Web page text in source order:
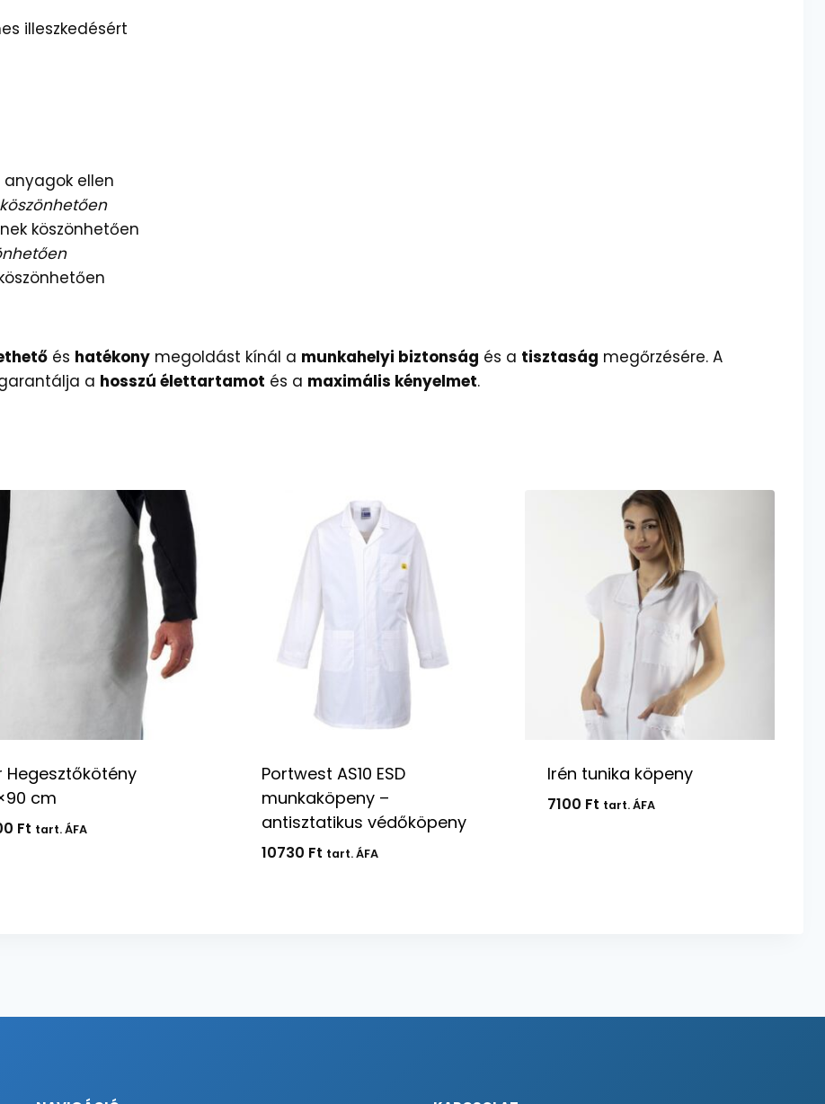
illeszkedésért
ellen
köszönhetően
és hatékony megoldást kínál a munkahelyi biztonság és a tisztaság megőrzésére. A
a hosszú élettartamot és a maximális kényelmet.
Hegesztőkötény
cm
Ft tart. ÁFA
Portwest AS10 ESD
munkaköpeny –
antisztatikus védőköpeny
10730 Ft tart. ÁFA
Irén tunika köpeny
7100 Ft tart. ÁFA